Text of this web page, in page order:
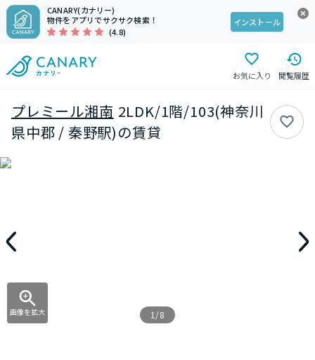
CANARY(カナリー)
物件をアプリでサクサク検索！
(4.8)
インストール
お気に入り 閲覧履歴
プレミール湘南 2LDK/1階/103(神奈川
県中郡 / 秦野駅)の賃貸
画像を拡大 1/8